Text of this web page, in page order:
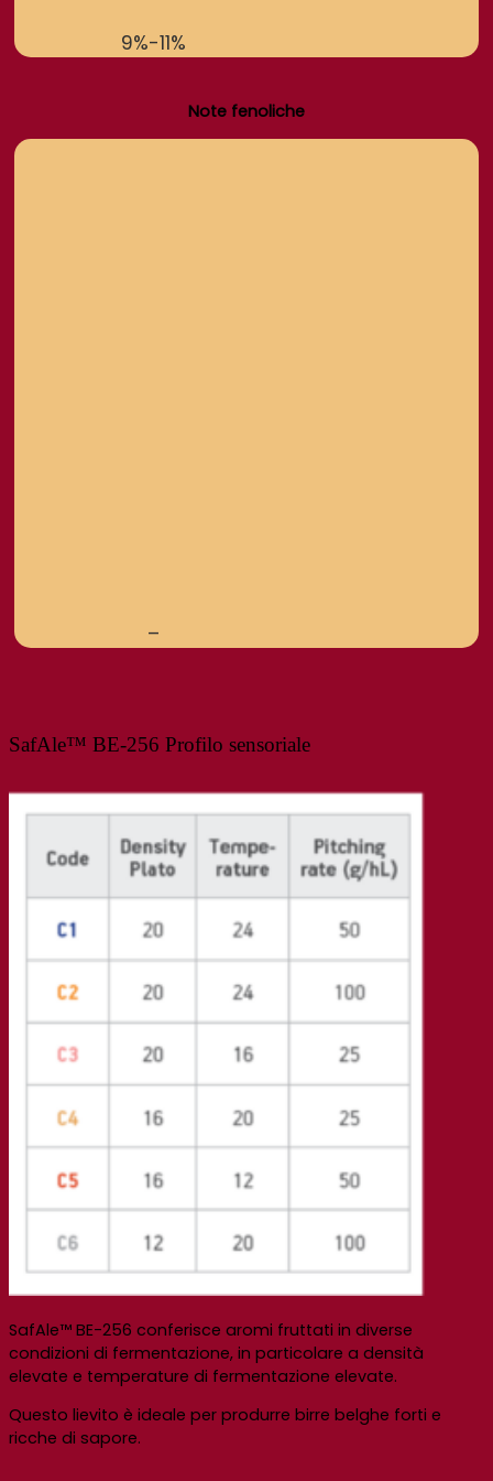
9%-11%
Note fenoliche
–
SafAle™ BE-256 Profilo sensoriale
SafAle™ BE-256 conferisce aromi fruttati in diverse
condizioni di fermentazione, in particolare a densità
elevate e temperature di fermentazione elevate.
Questo lievito è ideale per produrre birre belghe forti e
ricche di sapore.